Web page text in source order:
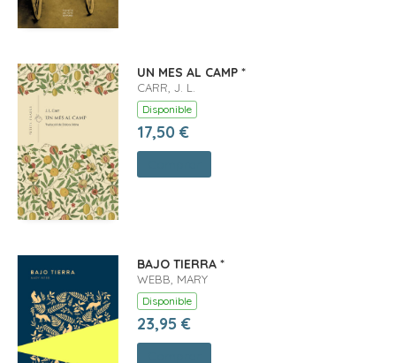
UN MES AL CAMP *
CARR, J. L.
Disponible
17,50 €
BAJO TIERRA *
WEBB, MARY
Disponible
23,95 €